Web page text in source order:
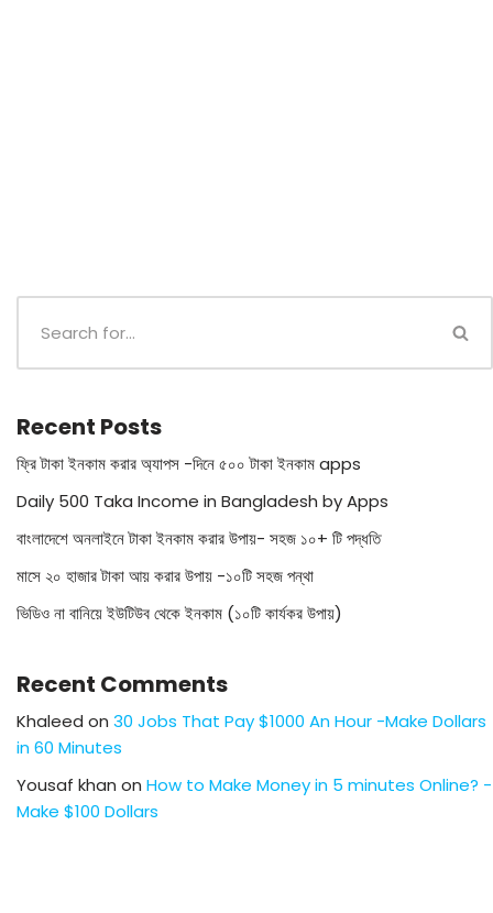
Recent Posts
ফ্রি টাকা ইনকাম করার অ্যাপস -দিনে ৫০০ টাকা ইনকাম apps
Daily 500 Taka Income in Bangladesh by Apps
বাংলাদেশে অনলাইনে টাকা ইনকাম করার উপায়- সহজ ১০+ টি পদ্ধতি
মাসে ২০ হাজার টাকা আয় করার উপায় -১০টি সহজ পন্থা
ভিডিও না বানিয়ে ইউটিউব থেকে ইনকাম (১০টি কার্যকর উপায়)
Recent Comments
Khaleed on 30 Jobs That Pay $1000 An Hour -Make Dollars
in 60 Minutes
Yousaf khan on How to Make Money in 5 minutes Online? -
Make $100 Dollars